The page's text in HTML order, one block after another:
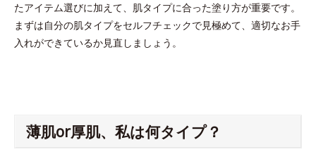
たアイテム選びに加えて、肌タイプに合った塗り方が重要です。
まずは自分の肌タイプをセルフチェックで見極めて、適切なお手
入れができているか見直しましょう。
薄肌or厚肌、私は何タイプ？